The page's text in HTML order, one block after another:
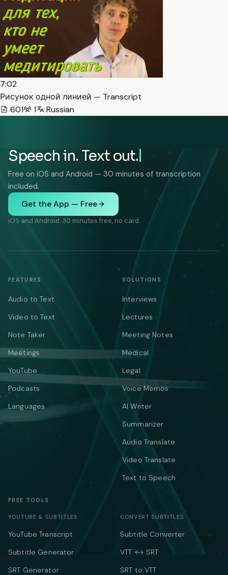
7:02
Рисунок одной линией — Transcript
601
1 Russian
Speech in. Text out.
Free on iOS and Android — 30 minutes of transcription
included.
Get the App — Free
iOS and Android. 30 minutes free, no card.
FEATURES
Audio to Text
Video to Text
Note Taker
Meetings
YouTube
Podcasts
Languages
SOLUTIONS
Interviews
Lectures
Meeting Notes
Medical
Legal
Voice Memos
AI Writer
Summarizer
Audio Translate
Video Translate
Text to Speech
FREE TOOLS
YOUTUBE & SUBTITLES
YouTube Transcript
Subtitle Generator
SRT Generator
CONVERT SUBTITLES
Subtitle Converter
VTT ↔ SRT
SRT to VTT